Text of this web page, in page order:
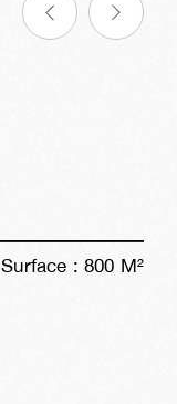
Surface : 800 M²